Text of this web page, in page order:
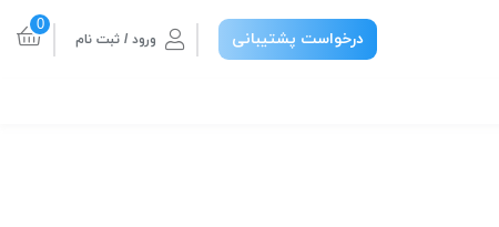
درخواست پشتیبانی ورود / ثبت نام
0